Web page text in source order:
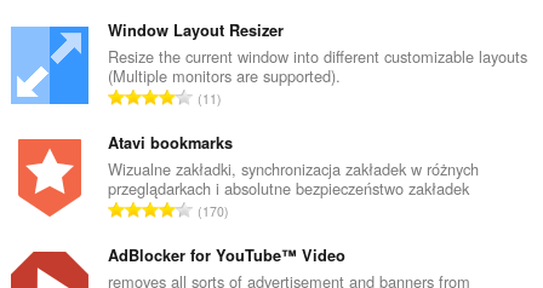
ł
k
o
w
t
a
l
c
z
Window Layout Resizer
Resize the current window into different customizable layouts
(Multiple monitors are supported).
C
ł
k
o
w
t
11
Atavi bookmarks
Wizualne zakładki, synchronizacja zakładek w różnych
przeglądarkach i absolutne bezpieczeństwo zakładek
C
ł
k
170
AdBlocker for YouTube™ Video
removes all sorts of advertisement and banners from